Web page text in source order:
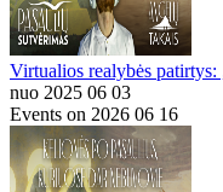
Virtualios realybės patirtys:
nuo 2025 06 03
Events on 2026 06 16